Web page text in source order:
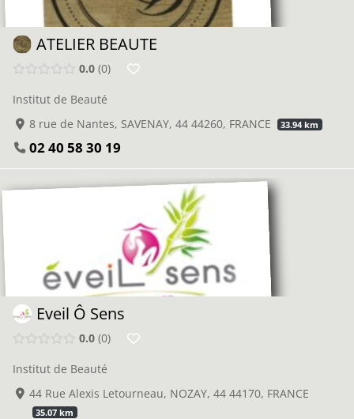
ATELIER BEAUTE
0.0 0
Institut de Beauté
8 rue de Nantes, SAVENAY, 44 44260, FRANCE
33.94 km
02 40 58 30 19
Eveil Ô Sens
0.0 0
Institut de Beauté
44 Rue Alexis Letourneau, NOZAY, 44 44170, FRANCE
35.07 km